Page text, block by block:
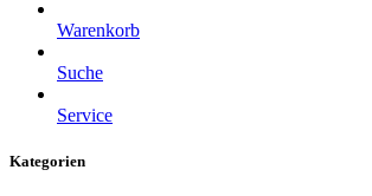
Warenkorb
Suche
Service
Kategorien